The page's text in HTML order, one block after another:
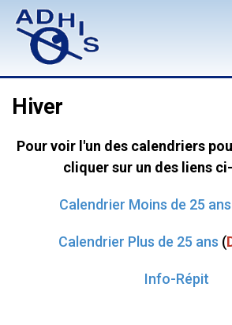
Hiver
Pour voir l'un des calendriers
cliquer sur un des liens
Calendrier Moins de 25 ans
Calendrier Plus de 25 ans (
Info-Répit